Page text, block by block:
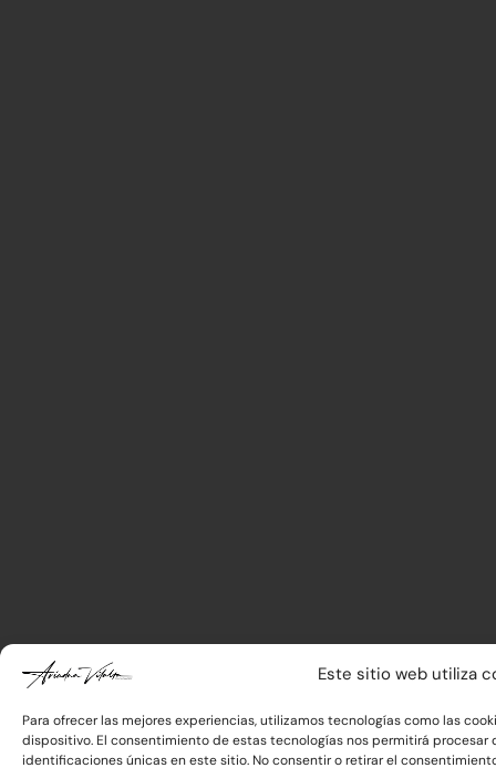
Este sitio web utiliza
Para ofrecer las mejores experiencias, utilizamos tecnologías como las
dispositivo. El consentimiento de estas tecnologías nos permitirá
identificaciones únicas en este sitio. No consentir o retirar el